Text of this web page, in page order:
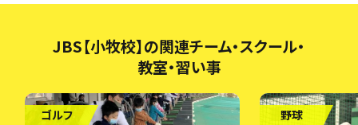
JBS【小牧校】の関連チーム・スクール・
教室・習い事
ゴルフ 野球